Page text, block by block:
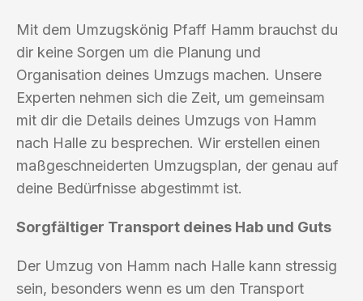
Mit dem Umzugskönig Pfaff Hamm brauchst du
dir keine Sorgen um die Planung und
Organisation deines Umzugs machen. Unsere
Experten nehmen sich die Zeit, um gemeinsam
mit dir die Details deines Umzugs von Hamm
nach Halle zu besprechen. Wir erstellen einen
maßgeschneiderten Umzugsplan, der genau auf
deine Bedürfnisse abgestimmt ist.
Sorgfältiger Transport deines Hab und Guts
Der Umzug von Hamm nach Halle kann stressig
sein, besonders wenn es um den Transport